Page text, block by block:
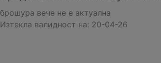
брошура вече не е актуална
Изтекла валидност на: 20-04-26